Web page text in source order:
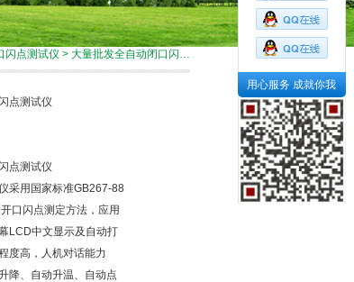
闪点测试仪 > 大量批发全自动闭口闪点测试仪
点测试仪
点测试仪
采用国家标准GB267-88
口闪点测定方法，应用
LCD中文显示及自动打
度高，人机对话能力
降、自动升温、自动点
用心服务 成就你我